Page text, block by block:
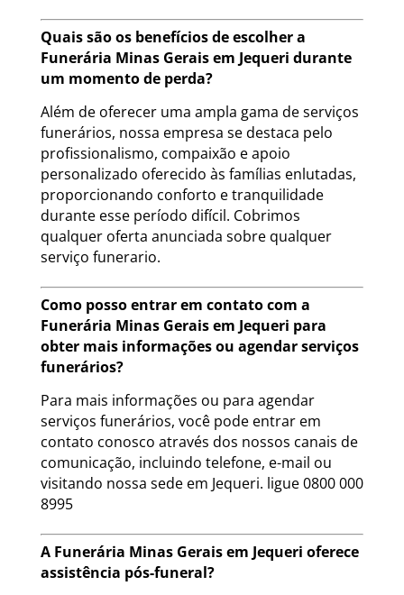
Quais são os benefícios de escolher a
Funerária Minas Gerais em Jequeri durante
um momento de perda?
Além de oferecer uma ampla gama de serviços
funerários, nossa empresa se destaca pelo
profissionalismo, compaixão e apoio
personalizado oferecido às famílias enlutadas,
proporcionando conforto e tranquilidade
durante esse período difícil. Cobrimos
qualquer oferta anunciada sobre qualquer
serviço funerario.
Como posso entrar em contato com a
Funerária Minas Gerais em Jequeri para
obter mais informações ou agendar serviços
funerários?
Para mais informações ou para agendar
serviços funerários, você pode entrar em
contato conosco através dos nossos canais de
comunicação, incluindo telefone, e-mail ou
visitando nossa sede em Jequeri. ligue 0800 000
8995
A Funerária Minas Gerais em Jequeri oferece
assistência pós-funeral?